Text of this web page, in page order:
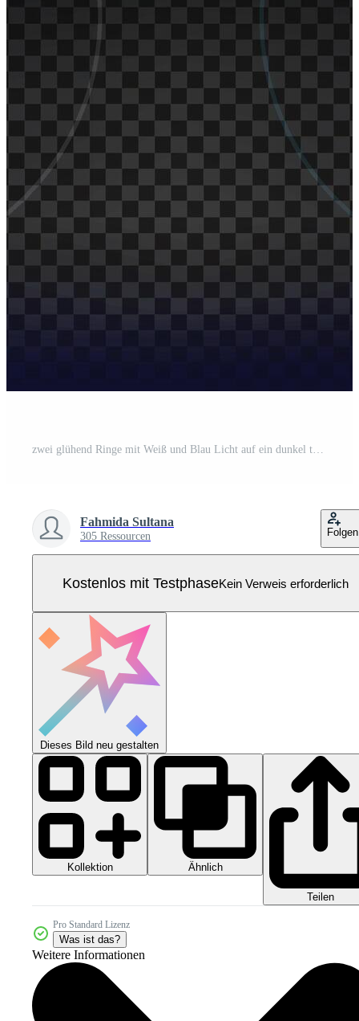
zwei glühend Ringe mit Weiß und Blau Licht auf ein dunkel texturiert Hintergrund Pro Vektor
Fahmida Sultana
305 Ressourcen Folgen
Kostenlos mit TestphaseKein Verweis erforderlich
Dieses Bild neu gestalten
Kollektion Ähnlich
Teilen
Pro Standard Lizenz
Was ist das?
Weitere Informationen